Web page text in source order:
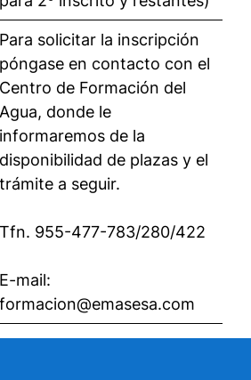
Para solicitar la inscripción
póngase en contacto con el
Centro de Formación del
Agua, donde le
informaremos de la
disponibilidad de plazas y el
trámite a seguir.
Tfn. 955-477-783/280/422
E-mail:
formacion@emasesa.com